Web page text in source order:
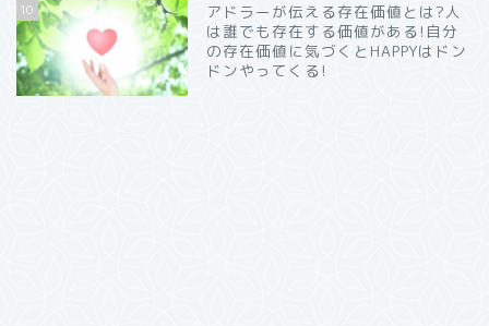
10
アドラーが伝える存在価値とは?人
は誰でも存在する価値がある!自分
の存在価値に気づくとHAPPYはドン
ドンやってくる!